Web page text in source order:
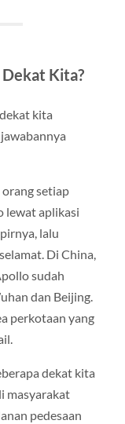
Dekat Kita?
kita
orang setiap
lewat aplikasi
lalu
Di China,
sudah
dan Beijing.
perkotaan yang
dekat kita
masyarakat
pedesaan